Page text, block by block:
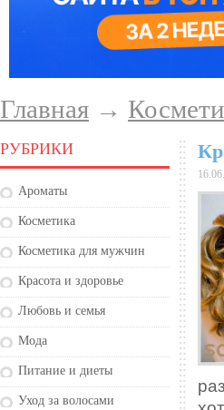
Главная →
РУБРИКИ
Ароматы
Косметика
Косметика для мужчин
Красота и здоровье
Любовь и семья
Мода
Питание и диеты
Уход за волосами